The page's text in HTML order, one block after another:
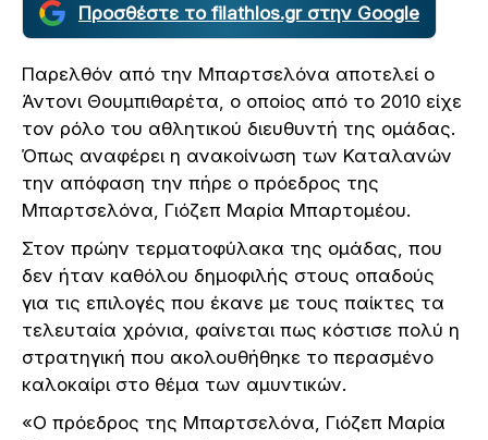
Προσθέστε το filathlos.gr στην Google
Παρελθόν από την Μπαρτσελόνα αποτελεί ο
Άντονι Θουμπιθαρέτα, ο οποίος από το 2010 είχε
τον ρόλο του αθλητικού διευθυντή της ομάδας.
Όπως αναφέρει η ανακοίνωση των Καταλανών
την απόφαση την πήρε ο πρόεδρος της
Μπαρτσελόνα, Γιόζεπ Μαρία Μπαρτομέου.
Στον πρώην τερματοφύλακα της ομάδας, που
δεν ήταν καθόλου δημοφιλής στους οπαδούς
για τις επιλογές που έκανε με τους παίκτες τα
τελευταία χρόνια, φαίνεται πως κόστισε πολύ η
στρατηγική που ακολουθήθηκε το περασμένο
καλοκαίρι στο θέμα των αμυντικών.
«Ο πρόεδρος της Μπαρτσελόνα, Γιόζεπ Μαρία